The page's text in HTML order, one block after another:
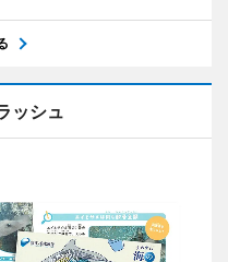
ッシュ